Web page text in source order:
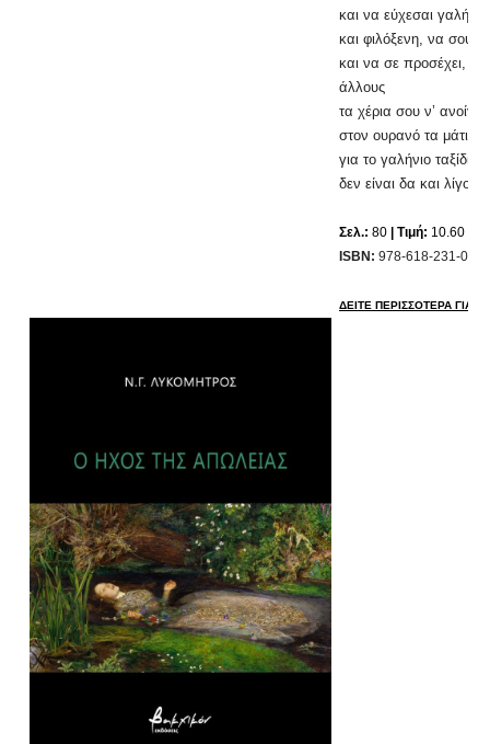
και να εύχεσαι
και φιλόξενη, να σου
και να σε προσέχει,
άλλους
τα χέρια σου ν’
στον ουρανό τα μάτια,
για το γαλήνιο ταξίδι
δεν είναι δα και λίγο
Σελ.: 80 | Τιμή: 10.60
ISBN: 978-618-231-
ΔΕΙΤΕ ΠΕΡΙΣΣΟΤΕΡΑ ΓΙΑ